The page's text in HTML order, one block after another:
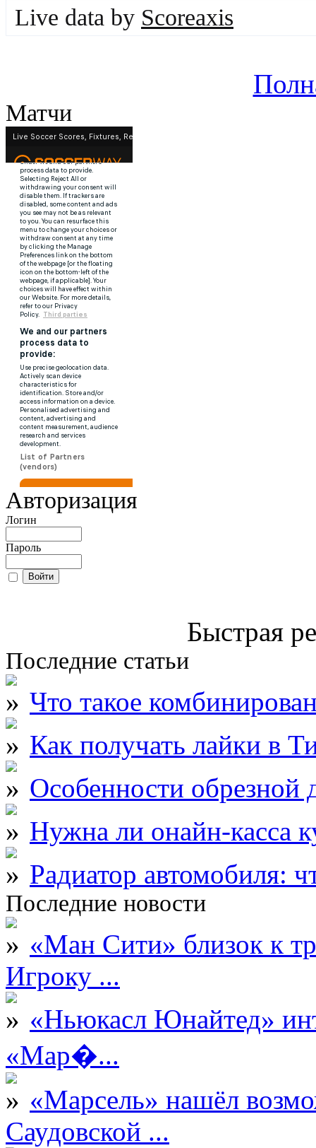
Live data by Scoreaxis
Матчи
Авторизация
Логин
Пароль
Быстрая
Последние статьи
Что такое
Как получать лайки в
Особенности обрезной
Нужна ли онайн-касса
Радиатор автомобиля:
Последние новости
«Ман Сити» близок к
Игроку ...
«Ньюкасл Юнайтед»
«Мар�...
«Марсель» нашёл
Саудовской ...